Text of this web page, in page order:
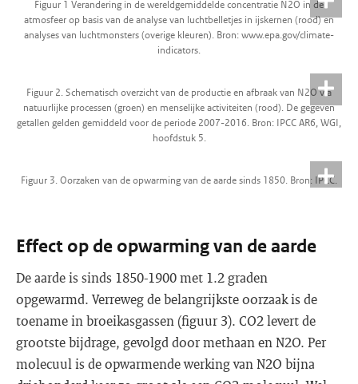
Figuur 1 Verandering in de wereldgemiddelde concentratie N2O in de
atmosfeer op basis van de analyse van luchtbelletjes in ijskernen (rood) en
analyses van luchtmonsters (overige kleuren). Bron: www.epa.gov/climate-
indicators.
Figuur 2. Schematisch overzicht van de productie en afbraak van N2O via
natuurlijke processen (groen) en menselijke activiteiten (rood). De gegeven
getallen gelden gemiddeld voor de periode 2007-2016. Bron: IPCC AR6, WGI,
hoofdstuk 5.
Figuur 3. Oorzaken van de opwarming van de aarde sinds 1850. Bron: IPCC.
Effect op de opwarming van de aarde
De aarde is sinds 1850-1900 met 1.2 graden
opgewarmd. Verreweg de belangrijkste oorzaak is de
toename in broeikasgassen (figuur 3). CO2 levert de
grootste bijdrage, gevolgd door methaan en N2O. Per
molecuul is de opwarmende werking van N2O bijna